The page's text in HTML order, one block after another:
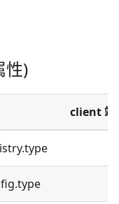
性)
client 端